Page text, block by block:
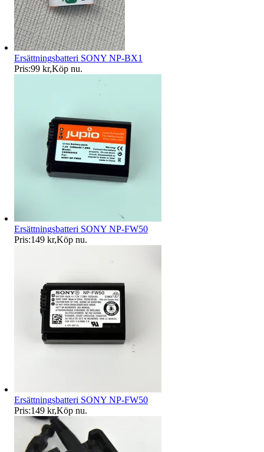
Ersättningsbatteri SONY NP-BX1
Pris:99 kr,Köp nu.
Ersättningsbatteri SONY NP-FW50
Pris:149 kr,Köp nu.
Ersättningsbatteri SONY NP-FW50
Pris:149 kr,Köp nu.